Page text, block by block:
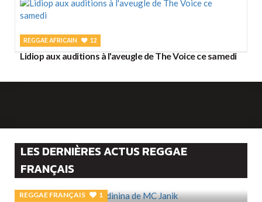
REGGAE AFRICAIN 12
Lidiop aux auditions à l'aveugle de The Voice ce samedi
LES DERNIÈRES ACTUS REGGAE
FRANÇAIS
REGGAE FRANÇAIS 1